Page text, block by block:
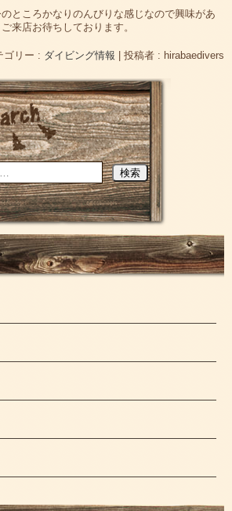
ところかなりのんびりな感じなので興味があ
来店お待ちしております。
ゴリー : ダイビング情報 | 投稿者 : hirabaedivers